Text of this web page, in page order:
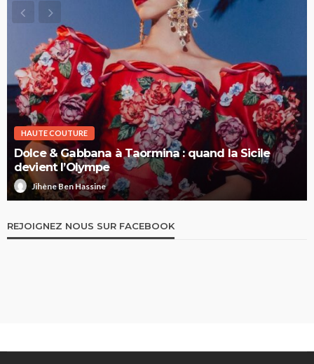
HAUTE COUTURE
Dolce & Gabbana à Taormina : quand la Sicile
devient l’Olympe
Jihène Ben Hassine
REJOIGNEZ NOUS SUR FACEBOOK